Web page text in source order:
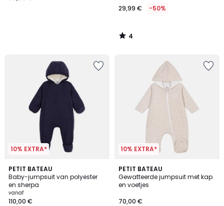
29,99 € -50%
4
/
10% EXTRA*
PETIT BATEAU
Baby-jumpsuit van polyester
en sherpa
vanaf
110,00 €
10% EXTRA*
PETIT BATEAU
Gewatteerde jumpsuit met kap
en voetjes
70,00 €